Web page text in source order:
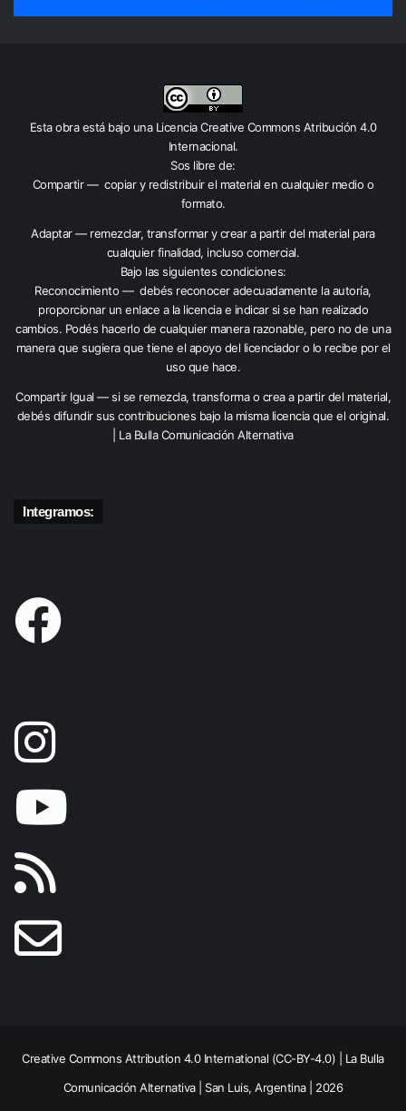
Esta obra está bajo una Licencia Creative Commons Atribución 4.0
Internacional.
Sos libre de:
Compartir — copiar y redistribuir el material en cualquier medio o
formato.
Adaptar — remezclar, transformar y crear a partir del material para
cualquier finalidad, incluso comercial.
Bajo las siguientes condiciones:
Reconocimiento — debés reconocer adecuadamente la autoría,
proporcionar un enlace a la licencia e indicar si se han realizado
cambios. Podés hacerlo de cualquier manera razonable, pero no de una
manera que sugiera que tiene el apoyo del licenciador o lo recibe por el
uso que hace.
Compartir Igual — si se remezcla, transforma o crea a partir del material,
debés difundir sus contribuciones bajo la misma licencia que el original.
| La Bulla Comunicación Alternativa
Integramos:
Creative Commons Attribution 4.0 International (CC-BY-4.0) | La Bulla
Comunicación Alternativa | San Luis, Argentina | 2026